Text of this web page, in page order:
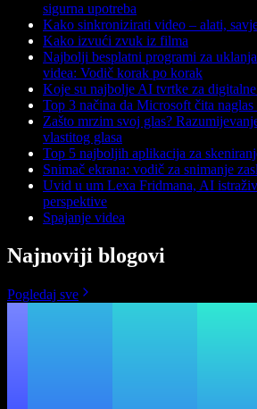
sigurna upotreba
Kako sinkronizirati video – alati,
Kako izvući zvuk iz filma
Najbolji besplatni programi za
videa: Vodič korak po korak
Koje su najbolje AI tvrtke za
Top 3 načina da Microsoft čita naglas
Zašto mrzim svoj glas?
vlastitog glasa
Top 5 najboljih aplikacija za
Snimač ekrana: vodič za snimanje
Uvid u um Lexa Fridmana, AI
perspektive
Spajanje videa
Najnoviji blogovi
Pogledaj sve